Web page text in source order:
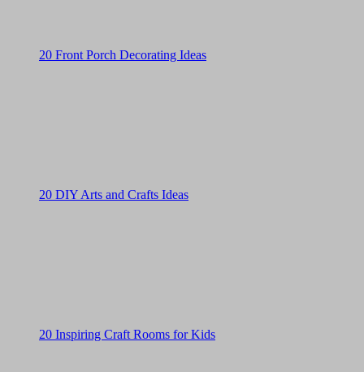
20 Front Porch Decorating Ideas
20 DIY Arts and Crafts Ideas
20 Inspiring Craft Rooms for Kids